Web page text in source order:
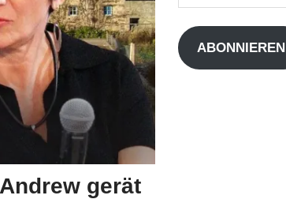
gerät
Mail-
Adresse
ABONNIEREN